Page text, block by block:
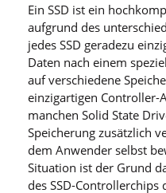
Ein SSD ist ein
aufgrund des
jedes SSD geradezu
Daten nach einem
auf verschiedene
einzigartigen Controller-
manchen Solid State
Speicherung zusätzlich
dem Anwender selbst
Situation ist der Grund
des SSD-